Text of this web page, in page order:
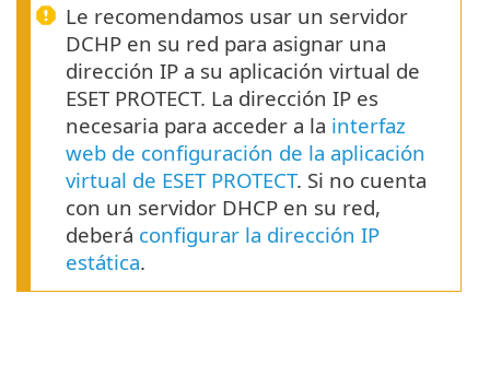
Le recomendamos usar un servidor
DCHP en su red para asignar una
dirección IP a su aplicación virtual de
ESET PROTECT. La dirección IP es
necesaria para acceder a la interfaz
web de configuración de la aplicación
virtual de ESET PROTECT. Si no cuenta
con un servidor DHCP en su red,
deberá configurar la dirección IP
estática.